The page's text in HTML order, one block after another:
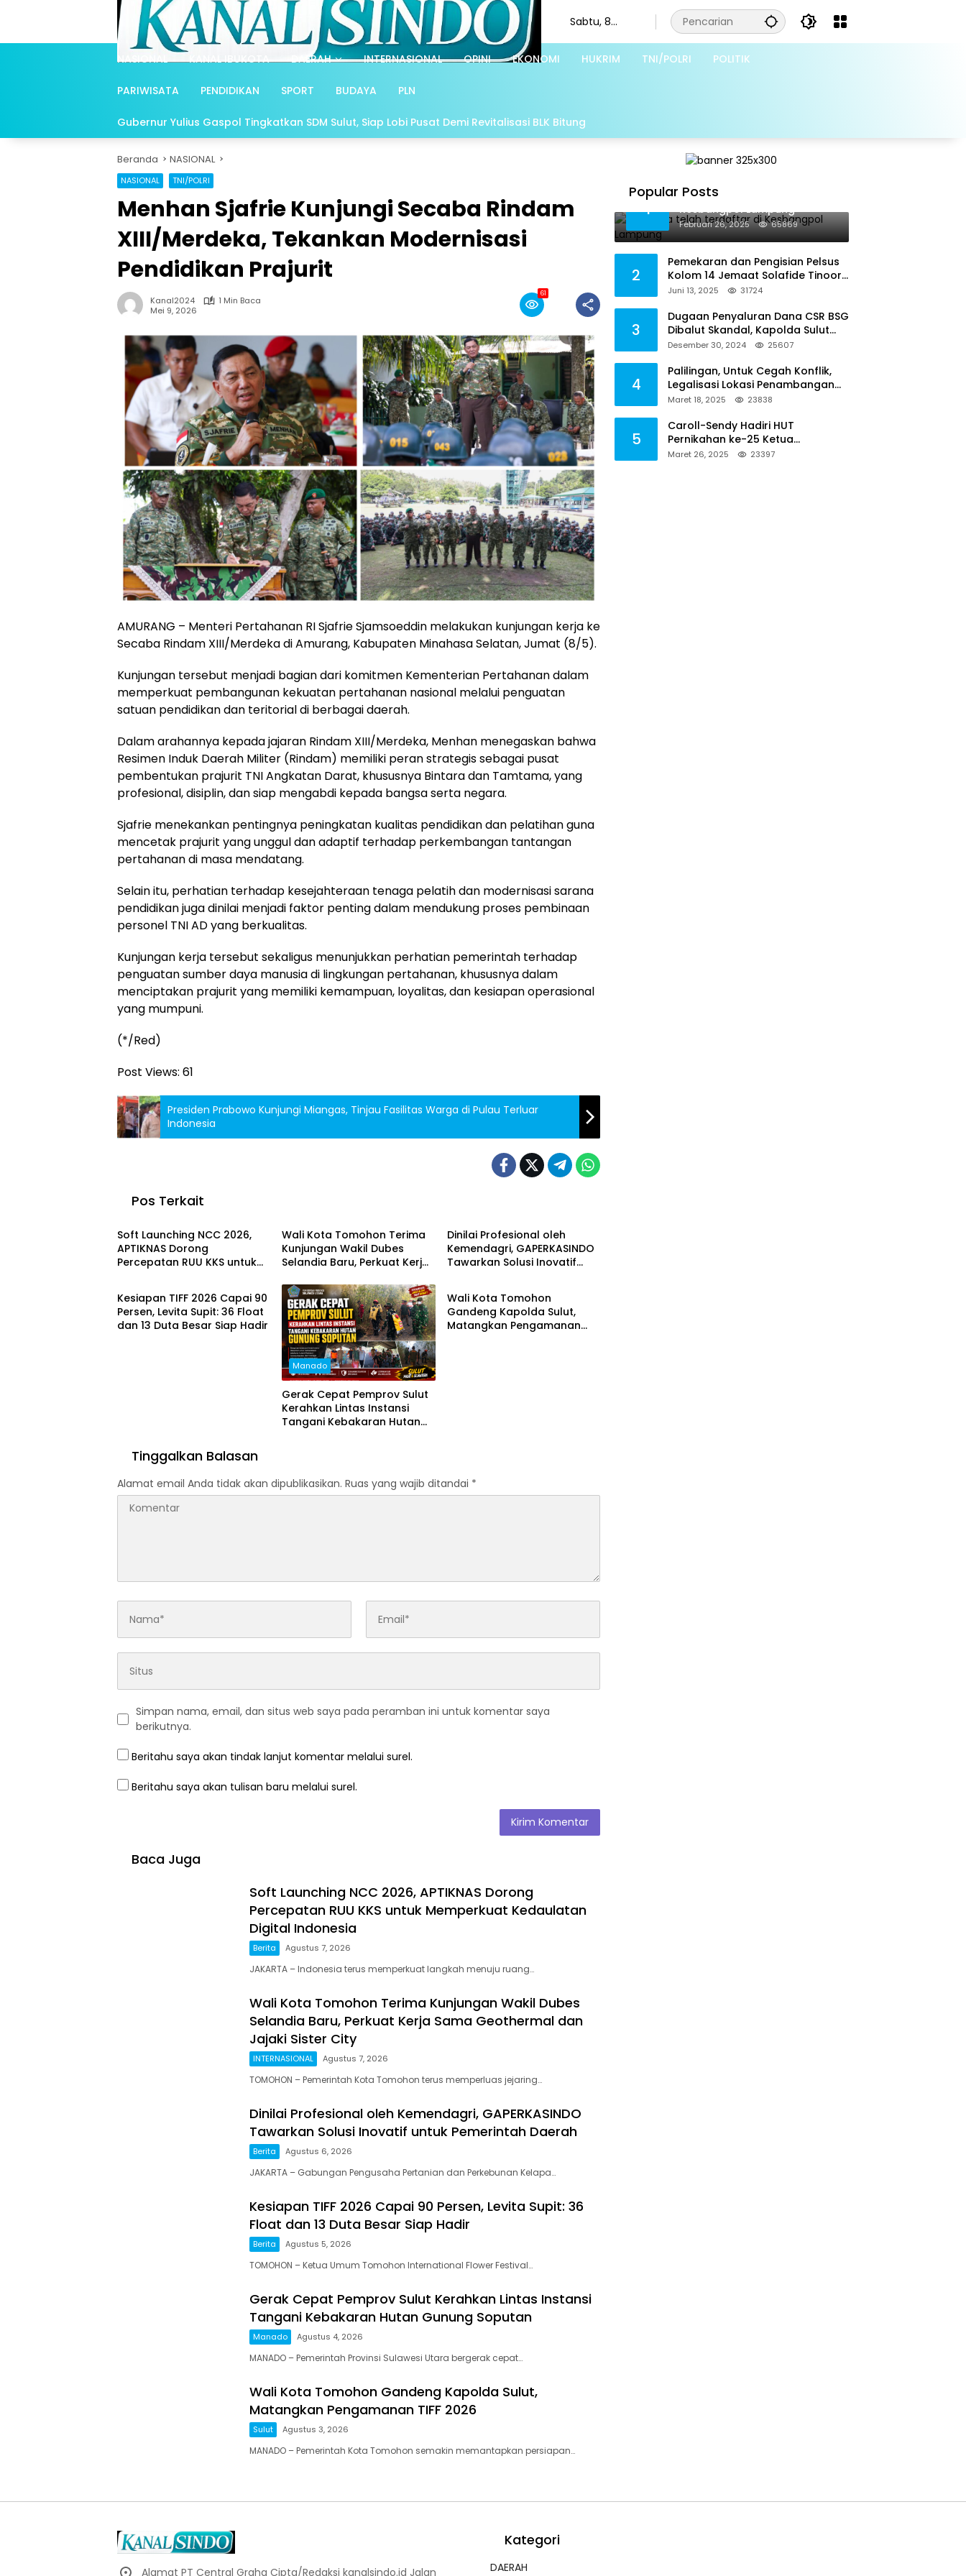
Sabtu, 8
NASIONAL
KANAL IBUKOTA DAERAH INTERNASIONAL OPINI EKONOMI HUKRIM TNI/POLRI POLITIK
PARIWISATA PENDIDIKAN SPORT BUDAYA PLN
Gubernur Yulius Gaspol Tingkatkan SDM Sulut, Siap Lobi Pusat Demi Revitalisasi BLK Bitung
Beranda NASIONAL
NASIONAL TNI/POLRI
Menhan Sjafrie Kunjungi Secaba Rindam
XIII/Merdeka, Tekankan Modernisasi
Pendidikan Prajurit
Kanal2024
1 Min Baca
Mei 9, 2026
61
AMURANG – Menteri Pertahanan RI Sjafrie Sjamsoeddin melakukan kunjungan kerja ke
Secaba Rindam XIII/Merdeka di Amurang, Kabupaten Minahasa Selatan, Jumat (8/5).
Kunjungan tersebut menjadi bagian dari komitmen Kementerian Pertahanan dalam
memperkuat pembangunan kekuatan pertahanan nasional melalui penguatan
satuan pendidikan dan teritorial di berbagai daerah.
Dalam arahannya kepada jajaran Rindam XIII/Merdeka, Menhan menegaskan bahwa
Resimen Induk Daerah Militer (Rindam) memiliki peran strategis sebagai pusat
pembentukan prajurit TNI Angkatan Darat, khususnya Bintara dan Tamtama, yang
profesional, disiplin, dan siap mengabdi kepada bangsa serta negara.
Sjafrie menekankan pentingnya peningkatan kualitas pendidikan dan pelatihan guna
mencetak prajurit yang unggul dan adaptif terhadap perkembangan tantangan
pertahanan di masa mendatang.
Selain itu, perhatian terhadap kesejahteraan tenaga pelatih dan modernisasi sarana
pendidikan juga dinilai menjadi faktor penting dalam mendukung proses pembinaan
personel TNI AD yang berkualitas.
Kunjungan kerja tersebut sekaligus menunjukkan perhatian pemerintah terhadap
penguatan sumber daya manusia di lingkungan pertahanan, khususnya dalam
menciptakan prajurit yang memiliki kemampuan, loyalitas, dan kesiapan operasional
yang mumpuni.
(*/Red)
Post Views: 61
Presiden Prabowo Kunjungi Miangas, Tinjau Fasilitas Warga di Pulau Terluar
Indonesia
Pos Terkait
Berita
Soft Launching NCC 2026,
APTIKNAS Dorong
Percepatan RUU KKS untuk
Wali Kota Tomohon Terima
Kunjungan Wakil Dubes
Selandia Baru, Perkuat Kerja
Jajaki Sister City
Dinilai Profesional oleh
Kemendagri, GAPERKASINDO
Tawarkan Solusi Inovatif
Berita
Kesiapan TIFF 2026 Capai 90
Persen, Levita Supit: 36 Float
dan 13 Duta Besar Siap Hadir
Manado
Gerak Cepat Pemprov Sulut
Kerahkan Lintas Instansi
Tangani Kebakaran Hutan
Sulut
Wali Kota Tomohon
Gandeng Kapolda Sulut,
Matangkan Pengamanan
Tinggalkan Balasan
Alamat email Anda tidak akan dipublikasikan. Ruas yang wajib ditandai *
Simpan nama, email, dan situs web saya pada peramban ini untuk komentar saya
berikutnya.
Beritahu saya akan tindak lanjut komentar melalui surel.
Beritahu saya akan tulisan baru melalui surel.
Baca Juga
Soft Launching NCC 2026, APTIKNAS Dorong
Percepatan RUU KKS untuk Memperkuat Kedaulatan
Digital Indonesia
Berita Agustus 7, 2026
JAKARTA – Indonesia terus memperkuat langkah menuju ruang…
Wali Kota Tomohon Terima Kunjungan Wakil Dubes
Selandia Baru, Perkuat Kerja Sama Geothermal dan
Jajaki Sister City
INTERNASIONAL Agustus 7, 2026
TOMOHON – Pemerintah Kota Tomohon terus memperluas jejaring…
Dinilai Profesional oleh Kemendagri, GAPERKASINDO
Tawarkan Solusi Inovatif untuk Pemerintah Daerah
Berita Agustus 6, 2026
JAKARTA – Gabungan Pengusaha Pertanian dan Perkebunan Kelapa…
Kesiapan TIFF 2026 Capai 90 Persen, Levita Supit: 36
Float dan 13 Duta Besar Siap Hadir
Berita Agustus 5, 2026
TOMOHON – Ketua Umum Tomohon International Flower Festival…
Gerak Cepat Pemprov Sulut Kerahkan Lintas Instansi
Tangani Kebakaran Hutan Gunung Soputan
Manado Agustus 4, 2026
MANADO – Pemerintah Provinsi Sulawesi Utara bergerak cepat…
Wali Kota Tomohon Gandeng Kapolda Sulut,
Matangkan Pengamanan TIFF 2026
Sulut Agustus 3, 2026
MANADO – Pemerintah Kota Tomohon semakin memantapkan persiapan…
Popular Posts
1
Grib Jaya telah terdaftar di
Kesbangpol Lampung
Februari 26, 2025 65869
2
Pemekaran dan Pengisian Pelsus
Kolom 14 Jemaat Solafide Tinoor
Langgar Tata Gereja 2021, Toreh :
Juni 13, 2025 31724
3
Dugaan Penyaluran Dana CSR BSG
Dibalut Skandal, Kapolda Sulut
Diminta Menseriusi Hal ini
Desember 30, 2024 25607
4
Palilingan, Untuk Cegah Konflik,
Legalisasi Lokasi Penambangan
Solusinya
Maret 18, 2025 23838
5
Caroll-Sendy Hadiri HUT
Pernikahan ke-25 Ketua
Pengadilan Negeri Tondano
Maret 26, 2025 23397
Alamat PT Central Graha Cipta/Redaksi kanalsindo.id Jalan
Kategori
DAERAH